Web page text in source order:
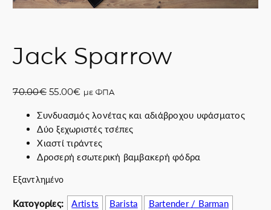
Jack Sparrow
70.00€ O
i
g
i
n
a
p
55.00€Η
ρ
έ
χ
ο
α
με ΦΠΑ
Συνδυασμός λονέτας και αδιάβροχου υφάσματος
Δύο ξεχωριστές τσέπες
Χιαστί τιράντες
Δροσερή εσωτερική βαμβακερή φόδρα
Εξαντλημένο
Κατογορίες: Artists Barista
Bartender / Barman